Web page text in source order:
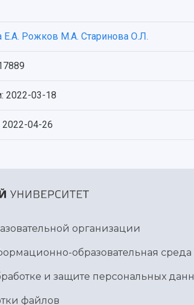
Е.А. Рожков М.А. Старинова О.Л.
2022-03-18
2022-04-26
организации
образовательная среда
и защите персональных
файлов